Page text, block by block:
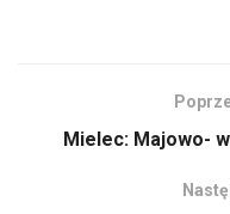
Mielec: Majowo-